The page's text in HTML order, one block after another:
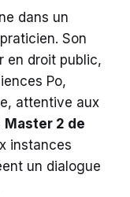
dans un
Son
en droit public,
Po,
attentive aux
Master 2 de
instances
un dialogue